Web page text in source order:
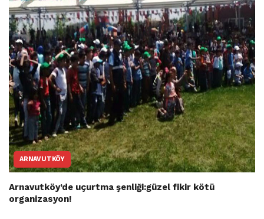
ARNAVUTKÖY
Arnavutköy’de uçurtma şenliği:güzel fikir kötü
organizasyon!